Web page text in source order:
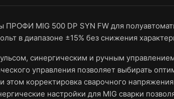
MIG 500 DP SYN FW для
в диапазоне ±15% без снижения
синергическим и ручным
управления позволяет выбирать
этом корректировка сварочного
настройки для MIG сварки